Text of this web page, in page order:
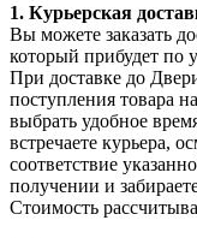
1. Курьерская
Вы можете заказать
который прибудет по
При доставке до
поступления товара
выбрать удобное
встречаете курьера,
соответствие
получении и
Стоимость